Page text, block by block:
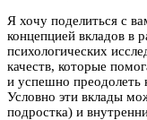
Я хочу поделиться с
концепцией вкладов в
психологических
качеств, которые
и успешно преодолеть
Условно эти вклады
подростка) и